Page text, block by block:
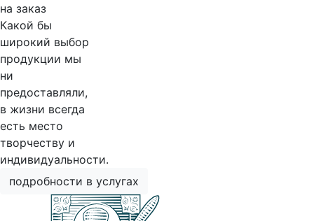
на заказ
Какой бы
широкий выбор
продукции мы
ни
предоставляли,
в жизни всегда
есть место
творчеству и
индивидуальности.
подробности в услугах